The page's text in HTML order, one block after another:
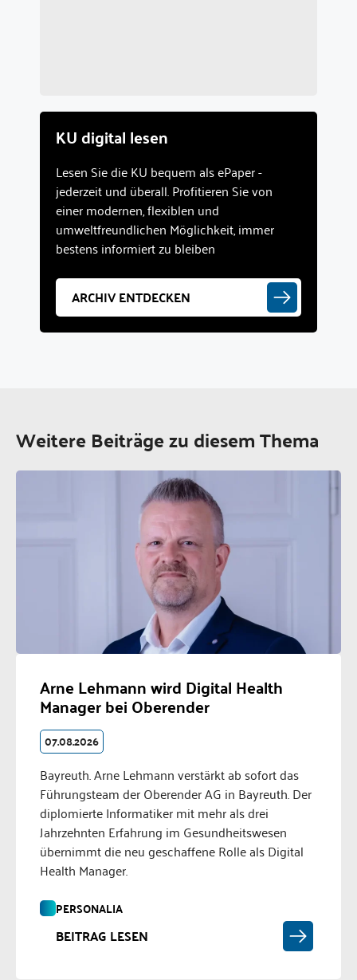
KU digital lesen
Lesen Sie die KU bequem als ePaper -
jederzeit und überall. Profitieren Sie von
einer modernen, flexiblen und
umweltfreundlichen Möglichkeit, immer
bestens informiert zu bleiben
ARCHIV ENTDECKEN
Weitere Beiträge zu diesem Thema
Arne Lehmann wird Digital Health
Manager bei Oberender
07.08.2026
Bayreuth. Arne Lehmann verstärkt ab sofort das
Führungsteam der Oberender AG in Bayreuth. Der
diplomierte Informatiker mit mehr als drei
Jahrzehnten Erfahrung im Gesundheitswesen
übernimmt die neu geschaffene Rolle als Digital
Health Manager.
PERSONALIA
BEITRAG LESEN